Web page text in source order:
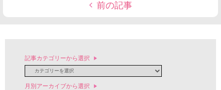
前の記事
記事カテゴリーから選択
月別アーカイブから選択